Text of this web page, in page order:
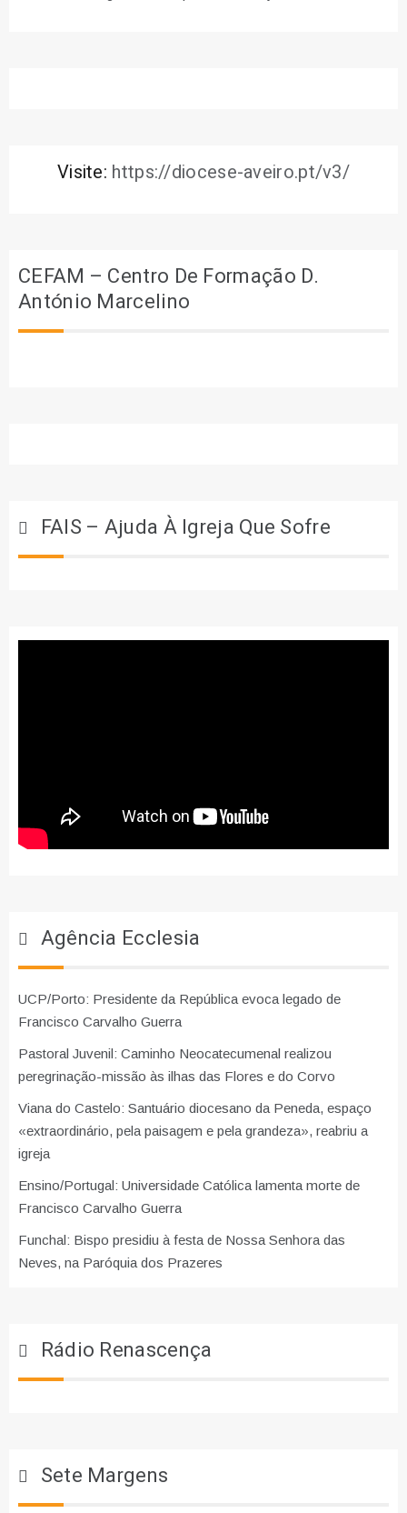
Visite: https://diocese-aveiro.pt/v3/
CEFAM – Centro De Formação D.
António Marcelino
FAIS – Ajuda À Igreja Que Sofre
Agência Ecclesia
UCP/Porto: Presidente da República evoca legado de
Francisco Carvalho Guerra
Pastoral Juvenil: Caminho Neocatecumenal realizou
peregrinação-missão às ilhas das Flores e do Corvo
Viana do Castelo: Santuário diocesano da Peneda, espaço
«extraordinário, pela paisagem e pela grandeza», reabriu a
igreja
Ensino/Portugal: Universidade Católica lamenta morte de
Francisco Carvalho Guerra
Funchal: Bispo presidiu à festa de Nossa Senhora das
Neves, na Paróquia dos Prazeres
Rádio Renascença
Sete Margens